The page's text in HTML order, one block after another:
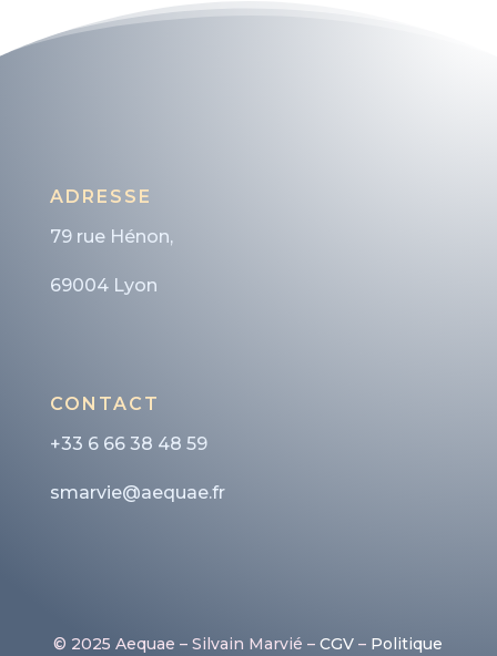
ADRESSE
79 rue Hénon,
69004 Lyon
CONTACT
+33 6 66 38 48 59
smarvie@aequae.fr
© 2025 Aequae – Silvain Marvié –CGV – Politique